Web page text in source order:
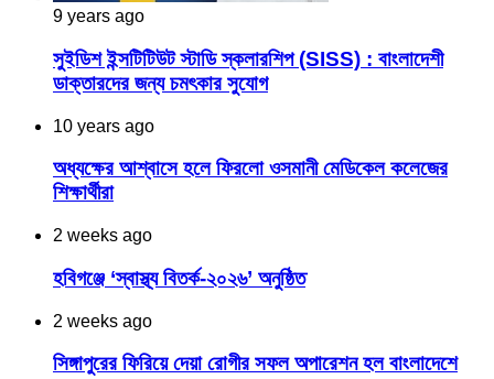
9 years ago
সুইডিশ ইন্সটিটিউট স্টাডি স্কলারশিপ (SISS) : বাংলাদেশী
ডাক্তারদের জন্য চমৎকার সুযোগ
10 years ago
অধ্যক্ষের আশ্বাসে হলে ফিরলো ওসমানী মেডিকেল কলেজের
শিক্ষার্থীরা
2 weeks ago
হবিগঞ্জে ‘স্বাস্থ্য বিতর্ক-২০২৬’ অনুষ্ঠিত
2 weeks ago
সিঙ্গাপুরের ফিরিয়ে দেয়া রোগীর সফল অপারেশন হল বাংলাদেশে